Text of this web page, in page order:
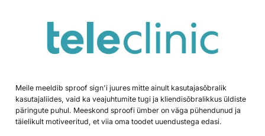
Meile meeldib sproof sign'i juures mitte ainult kasutajasõbralik
kasutajaliides, vaid ka veajuhtumite tugi ja kliendisõbralikkus üldiste
päringute puhul. Meeskond sproofi ümber on väga pühendunud ja
täielikult motiveeritud, et viia oma toodet uuendustega edasi.